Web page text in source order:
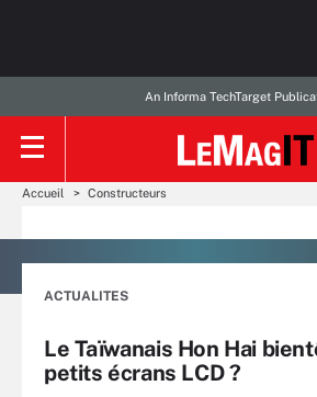
An Informa TechTarget
Accueil Constructeurs
ACTUALITES
Le Taïwanais Hon Hai
petits écrans LCD ?